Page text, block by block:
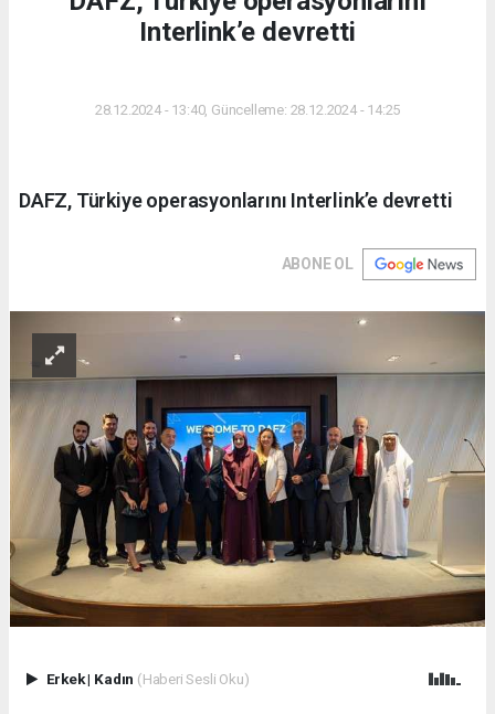
Interlink’e devretti
28.12.2024 - 13:40, Güncelleme: 28.12.2024 - 14:25
DAFZ, Türkiye operasyonlarını Interlink’e devretti
ABONE OL
Erkek| Kadın (Haberi Sesli Oku)